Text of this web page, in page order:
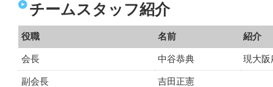
チームスタッフ紹介
役職 名前 紹介
会長 中谷恭典 現大
副会長 吉田正憲